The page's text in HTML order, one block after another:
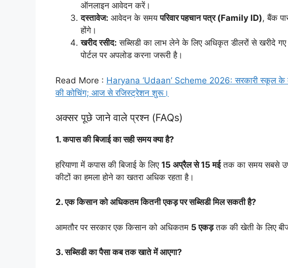
ऑनलाइन आवेदन करें।
दस्तावेज: आवेदन के समयपरिवार पहचान पत्र (Family ID), बैंक
होंगे।
खरीद रसीद: सब्सिडी का लाभ लेने के लिए अधिकृत डीलरों से खरीदे
पोर्टल पर अपलोड करना जरूरी है।
Read More : Haryana ‘Udaan’ Scheme 2026: सरकारी स्कूल के
की कोचिंग; आज से रजिस्ट्रेशन शुरू।
अक्सर पूछे जाने वाले प्रश्न (FAQs)
1. कपास की बिजाई का सही समय क्या है?
हरियाणा में कपास की बिजाई के लिए 15 अप्रैल से 15 मईतक का समय सबसे
कीटों का हमला होने का खतरा अधिक रहता है।
2. एक किसान को अधिकतम कितनी एकड़ पर सब्सिडी मिल सकती है?
आमतौर पर सरकार एक किसान को अधिकतम 5 एकड़तक की खेती के लिए
3. सब्सिडी का पैसा कब तक खाते में आएगा?